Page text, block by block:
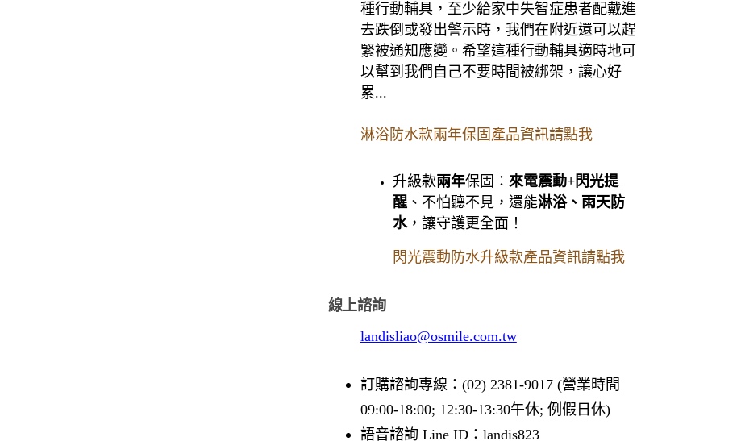
種行動輔具，至少給家中失智症患者配戴進
去跌倒或發出警示時，我們在附近還可以趕
緊被通知應變。希望這種行動輔具適時地可
以幫到我們自己不要時間被綁架，讓心好
累...
淋浴防水款兩年保固產品資訊請點我
升級款兩年保固： 來電震動+閃光提
醒、不怕聽不見，還能淋浴、雨天防
水，讓守護更全面！
閃光震動防水升級款產品資訊請點我
線上諮詢
landisliao@osmile.com.tw
訂購諮詢專線：(02) 2381-9017 (營業時間
09:00-18:00; 12:30-13:30午休; 例假日休)
語音諮詢 Line ID：landis823